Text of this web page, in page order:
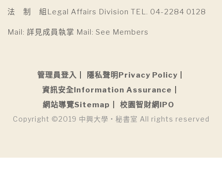
法 制 組Legal Affairs Division TEL. 04-2284 0128
Mail: 詳見成員執掌 Mail: See Members
管理員登入
隱私聲明Privacy Policy
資訊安全Information Assurance
網站導覽Sitemap
校園智財網IPO
Copyright ©2019 中興大學 • 秘書室 All rights reserved